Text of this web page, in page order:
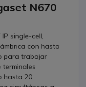
N670
single-cell,
con hasta
para trabajar
hasta 20